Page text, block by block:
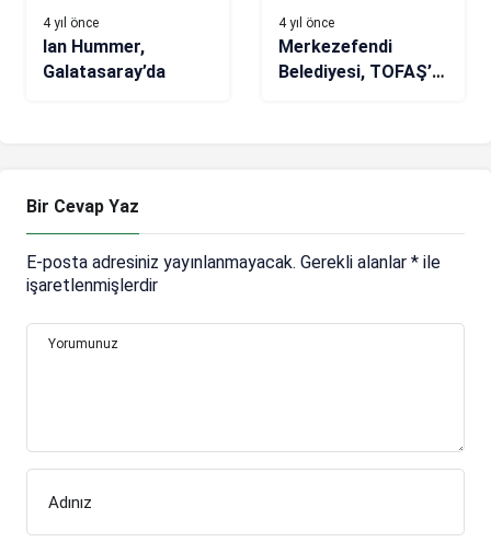
4 yıl önce
Ian Hummer,
Galatasaray’da
4 yıl önce
Merkezefendi
Belediyesi, TOFAŞ’a
Bir Cevap Yaz
E-posta adresiniz yayınlanmayacak. Gerekli alanlar * ile
işaretlenmişlerdir
Yorumunuz
Adınız